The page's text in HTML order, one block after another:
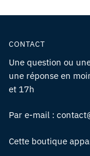
CONTACT
Une question ou
une réponse en
et 17h
Par e-mail :
Cette boutique